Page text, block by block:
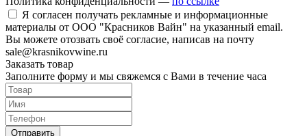
Я согласен получать рекламные и информационные
материалы от ООО "Красников Вайн" на указанный email.
Вы можете отозвать своё согласие, написав на почту
sale@krasnikovwine.ru
Заказать товар
Заполните форму и мы свяжемся с Вами в течение часа
Отправить